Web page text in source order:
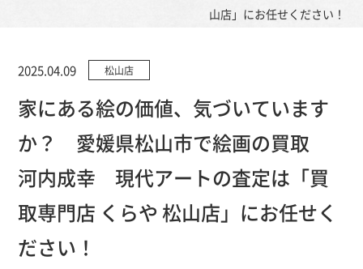
山店」にお任せください！
2025.04.09 松山店
家にある絵の価値、気づいています
か？ 愛媛県松山市で絵画の買取
河内成幸 現代アートの査定は「買
取専門店 くらや 松山店」にお任せく
ださい！